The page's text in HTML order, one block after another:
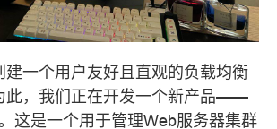
建一个用户友好且直观的负载均衡
此，我们正在开发一个新产品——
这是一个用于管理Web服务器集群